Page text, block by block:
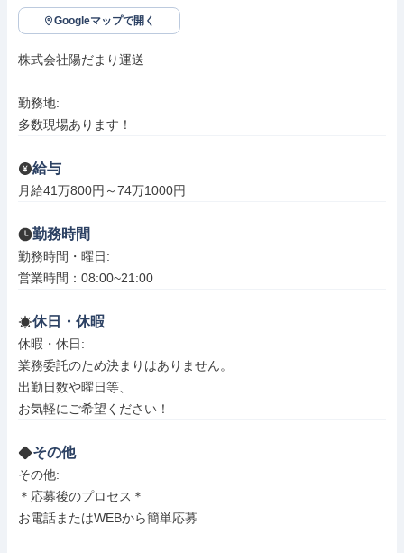
Googleマップで開く
株式会社陽だまり運送
勤務地:
多数現場あります！
給与
月給41万800円～74万1000円
勤務時間
勤務時間・曜日:
営業時間：08:00~21:00
休日・休暇
休暇・休日:
業務委託のため決まりはありません。
出勤日数や曜日等、
お気軽にご希望ください！
その他
その他:
＊応募後のプロセス＊
お電話またはWEBから簡単応募